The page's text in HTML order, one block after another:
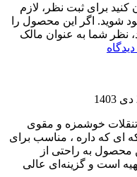
کنید برای ثبت نظر، لازم
شوید. اگر این محصول را
نظر شما به عنوان مالک
خوشمزه و مقوی
ای که داره ، مناسب برای
به راحتی از
است و گزینه‌ای عالی